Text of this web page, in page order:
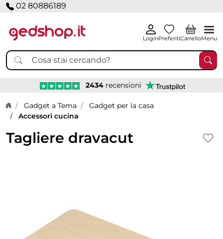
02 80886189
LoginPreferitiCarrelloMenu
2434 recensioni
Home page
Gadget a Tema
Gadget per la casa
Accessori cucina
Tagliere dravacut